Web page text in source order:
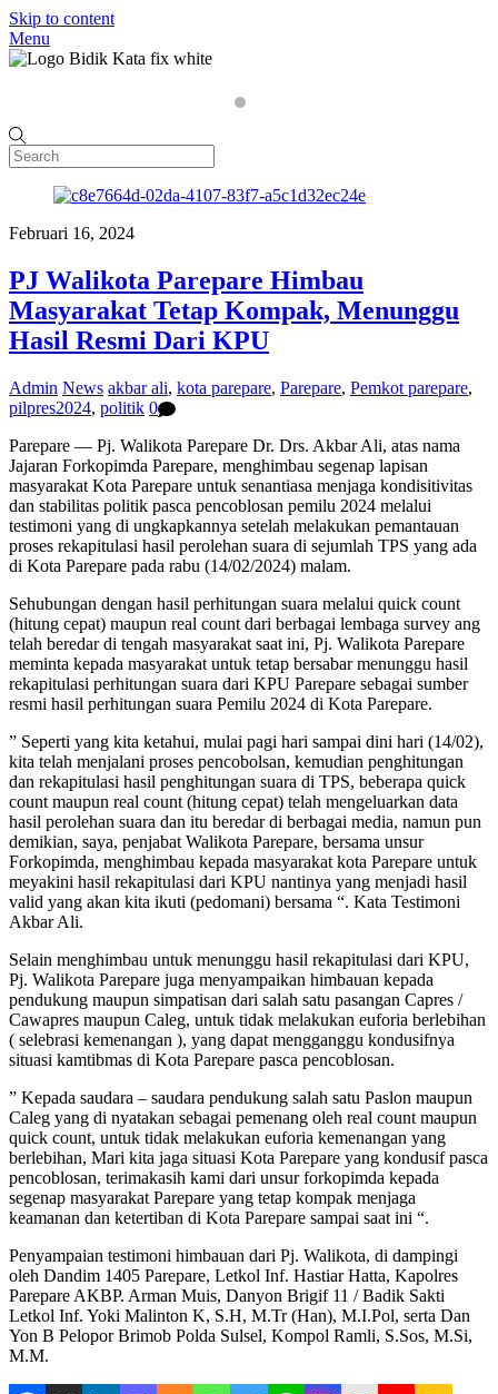
Skip to content
Menu
Februari 16, 2024
PJ Walikota Parepare Himbau
Masyarakat Tetap Kompak, Menunggu
Hasil Resmi Dari KPU
Admin News akbar ali, kota parepare, Parepare, Pemkot parepare,
pilpres2024, politik 0
Parepare — Pj. Walikota Parepare Dr. Drs. Akbar Ali, atas nama
Jajaran Forkopimda Parepare, menghimbau segenap lapisan
masyarakat Kota Parepare untuk senantiasa menjaga kondisitivitas
dan stabilitas politik pasca pencoblosan pemilu 2024 melalui
testimoni yang di ungkapkannya setelah melakukan pemantauan
proses rekapitulasi hasil perolehan suara di sejumlah TPS yang ada
di Kota Parepare pada rabu (14/02/2024) malam.
Sehubungan dengan hasil perhitungan suara melalui quick count
(hitung cepat) maupun real count dari berbagai lembaga survey ang
telah beredar di tengah masyarakat saat ini, Pj. Walikota Parepare
meminta kepada masyarakat untuk tetap bersabar menunggu hasil
rekapitulasi perhitungan suara dari KPU Parepare sebagai sumber
resmi hasil perhitungan suara Pemilu 2024 di Kota Parepare.
” Seperti yang kita ketahui, mulai pagi hari sampai dini hari (14/02),
kita telah menjalani proses pencobolsan, kemudian penghitungan
dan rekapitulasi hasil penghitungan suara di TPS, beberapa quick
count maupun real count (hitung cepat) telah mengeluarkan data
hasil perolehan suara dan itu beredar di berbagai media, namun pun
demikian, saya, penjabat Walikota Parepare, bersama unsur
Forkopimda, menghimbau kepada masyarakat kota Parepare untuk
meyakini hasil rekapitulasi dari KPU nantinya yang menjadi hasil
valid yang akan kita ikuti (pedomani) bersama “. Kata Testimoni
Akbar Ali.
Selain menghimbau untuk menunggu hasil rekapitulasi dari KPU,
Pj. Walikota Parepare juga menyampaikan himbauan kepada
pendukung maupun simpatisan dari salah satu pasangan Capres /
Cawapres maupun Caleg, untuk tidak melakukan euforia berlebihan
( selebrasi kemenangan ), yang dapat mengganggu kondusifnya
situasi kamtibmas di Kota Parepare pasca pencoblosan.
” Kepada saudara – saudara pendukung salah satu Paslon maupun
Caleg yang di nyatakan sebagai pemenang oleh real count maupun
quick count, untuk tidak melakukan euforia kemenangan yang
berlebihan, Mari kita jaga situasi Kota Parepare yang kondusif pasca
pencoblosan, terimakasih kami dari unsur forkopimda kepada
segenap masyarakat Parepare yang tetap kompak menjaga
keamanan dan ketertiban di Kota Parepare sampai saat ini “.
Penyampaian testimoni himbauan dari Pj. Walikota, di dampingi
oleh Dandim 1405 Parepare, Letkol Inf. Hastiar Hatta, Kapolres
Parepare AKBP. Arman Muis, Danyon Brigif 11 / Badik Sakti
Letkol Inf. Yoki Malinton K, S.H, M.Tr (Han), M.I.Pol, serta Dan
Yon B Pelopor Brimob Polda Sulsel, Kompol Ramli, S.Sos, M.Si,
M.M.